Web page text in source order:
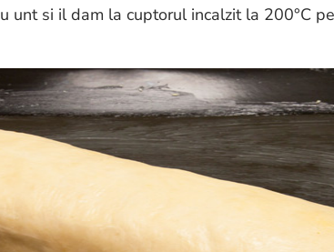
unt si il dam la cuptorul incalzit la 200°C